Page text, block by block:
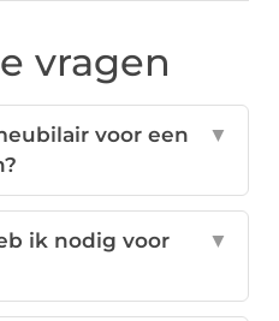
vragen
voor een
▼
ik nodig voor
▼